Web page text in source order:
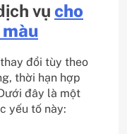
vụ cho
đổi tùy theo
thời hạn hợp
đây là một
yếu tố này: